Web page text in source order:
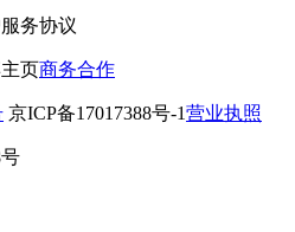
务协议
页商务合作
京ICP备17017388号-1营业执照